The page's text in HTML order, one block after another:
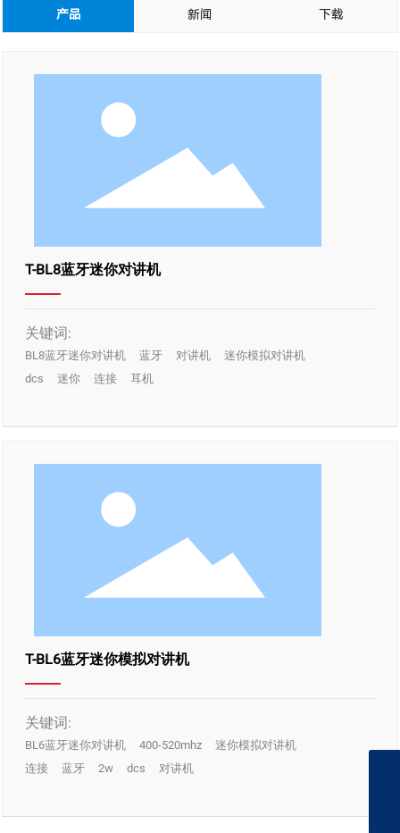
产品 新闻 下载
T-BL8蓝牙迷你对讲机
关键词:
BL8蓝牙迷你对讲机 蓝牙 对讲机
迷你模拟对讲机
dcs
迷你 连接 耳机
T-BL6蓝牙迷你模拟对讲机
关键词:
BL6蓝牙迷你对讲机 400-520mhz
迷你模拟对讲机
连接
蓝牙 2w dcs 对讲机